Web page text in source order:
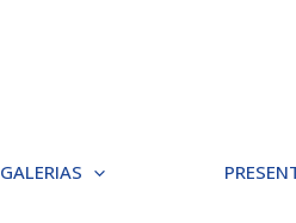
GALERIAS